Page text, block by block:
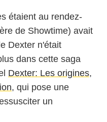
étaient au rendez-
de Showtime) avait
Dexter n'était
dans cette saga
Dexter: Les origines,
, qui pose une
un